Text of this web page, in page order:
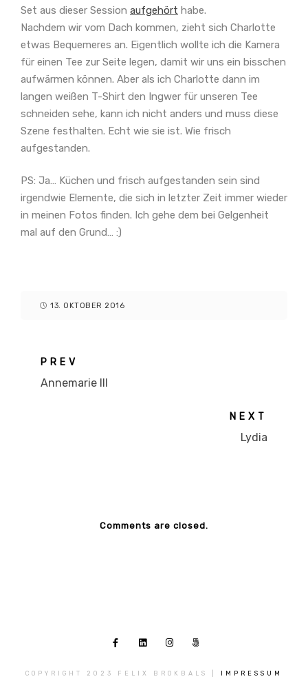
Set aus dieser Session aufgehört habe.
Nachdem wir vom Dach kommen, zieht sich Charlotte
etwas Bequemeres an. Eigentlich wollte ich die Kamera
für einen Tee zur Seite legen, damit wir uns ein bisschen
aufwärmen können. Aber als ich Charlotte dann im
langen weißen T-Shirt den Ingwer für unseren Tee
schneiden sehe, kann ich nicht anders und muss diese
Szene festhalten. Echt wie sie ist. Wie frisch
aufgestanden.
PS: Ja… Küchen und frisch aufgestanden sein sind
irgendwie Elemente, die sich in letzter Zeit immer wieder
in meinen Fotos finden. Ich gehe dem bei Gelgenheit
mal auf den Grund… :)
13. OKTOBER 2016
PREV
Annemarie III
NEXT
Lydia
Comments are closed.
COPYRIGHT 2023 FELIX BROKBALS | IMPRESSUM